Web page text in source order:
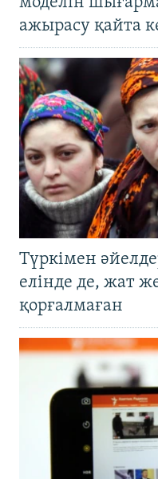
ажырасу қайта
Түркімен
елінде де, жат
қорғалмаған